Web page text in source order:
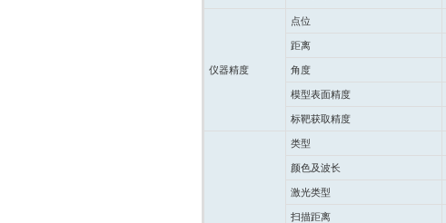
仪器精度
点位
距离
角度
模型表面精度
标靶获取精度
类型
颜色及波长
激光类型
扫描距离